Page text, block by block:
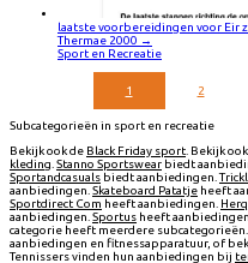
laatste voorbereidingen voor Eir
Thermae 2000 →
Sport en Recreatie
1 2
Subcategorieën in sport en recreatie
Bekijk ook de Black Friday sport. Bekijk
kleding.Stanno Sportswear biedt
Sportandcasuals biedt aanbiedingen.
aanbiedingen.Skateboard Patatje heeft
Sportdirect Com heeft aanbiedingen.
aanbiedingen.Sportus heeft
categorie heeft meerdere subcategorieën.
aanbiedingen en fitnessapparatuur, of
Tennissers vinden hun aanbiedingen bij